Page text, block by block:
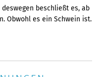
beschließt es, ab
Obwohl es ein Schwein ist.